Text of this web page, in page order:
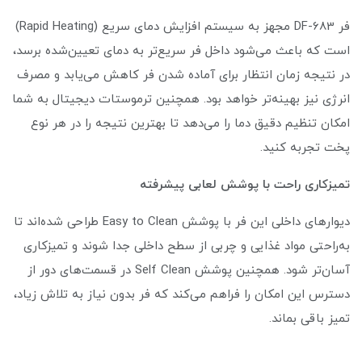
فر DF-683 مجهز به سیستم افزایش دمای سریع (Rapid Heating)
است که باعث می‌شود داخل فر سریع‌تر به دمای تعیین‌شده برسد،
در نتیجه زمان انتظار برای آماده شدن فر کاهش می‌یابد و مصرف
انرژی نیز بهینه‌تر خواهد بود. همچنین ترموستات دیجیتال به شما
امکان تنظیم دقیق دما را می‌دهد تا بهترین نتیجه را در هر نوع
پخت تجربه کنید.
تمیزکاری راحت با پوشش لعابی پیشرفته
دیوارهای داخلی این فر با پوشش Easy to Clean طراحی شده‌اند تا
به‌راحتی مواد غذایی و چربی از سطح داخلی جدا شوند و تمیزکاری
آسان‌تر شود. همچنین پوشش Self Clean در قسمت‌های دور از
دسترس این امکان را فراهم می‌کند که فر بدون نیاز به تلاش زیاد،
تمیز باقی بماند.